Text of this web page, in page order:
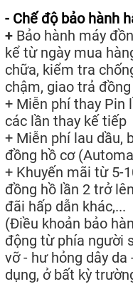
- Chế độ bảo hành
+ Bảo hành máy
kể từ ngày mua
chữa, kiểm tra
chậm, giao trả
+ Miễn phí thay Pin
các lần thay kế tiếp
+ Miễn phí lau dầu,
đồng hồ cơ
+ Khuyến mãi từ 5-
đồng hồ lần 2 trở
đãi hấp dẫn khác,...
(Điều khoản bảo
động từ phía người
vỡ - hư hỏng dây
dụng, ở bất kỳ